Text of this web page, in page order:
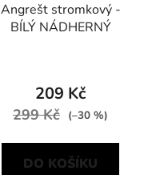
Angrešt stromkový -
BÍLÝ NÁDHERNÝ
209 Kč
299 Kč (–30 %)
DO KOŠÍKU